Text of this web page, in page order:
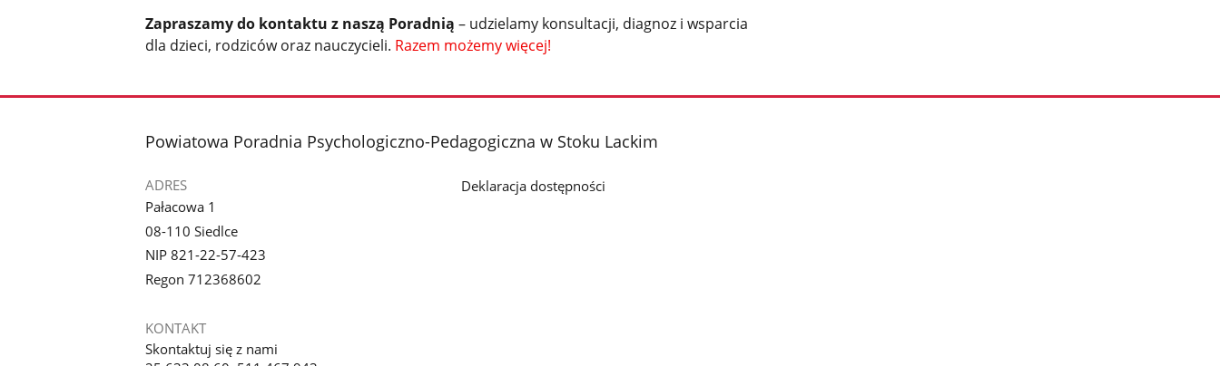
Zapraszamy do kontaktu z naszą Poradnią – udzielamy konsultacji, diagnoz i wsparcia
dla dzieci, rodziców oraz nauczycieli. Razem możemy więcej!
stopka
Powiatowa Poradnia Psychologiczno-Pedagogiczna w Stoku Lackim
ADRES
Pałacowa 1
08-110 Siedlce
NIP 821-22-57-423
Regon 712368602
KONTAKT
Skontaktuj się z nami
Deklaracja dostępności